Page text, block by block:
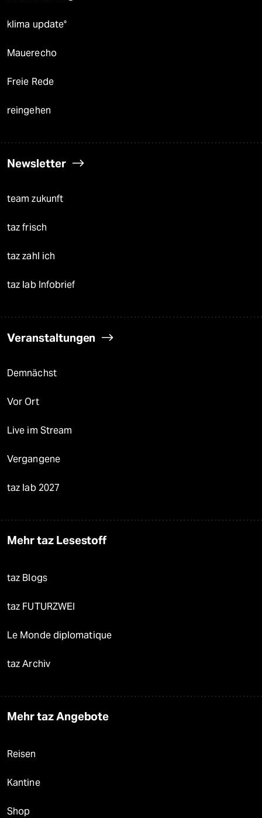
klima update°
Mauerecho
Freie Rede
reingehen
Newsletter
team zukunft
taz frisch
taz zahl ich
taz lab Infobrief
Veranstaltungen
Demnächst
Vor Ort
Live im Stream
Vergangene
taz lab 2027
Mehr taz Lesestoff
taz Blogs
taz FUTURZWEI
Le Monde diplomatique
taz Archiv
Mehr taz Angebote
Reisen
Kantine
Shop